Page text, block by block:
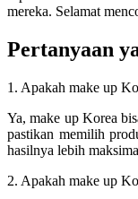
mereka. Selamat
Pertanyaan
1. Apakah make up
Ya, make up Korea
pastikan memilih
hasilnya lebih
2. Apakah make up